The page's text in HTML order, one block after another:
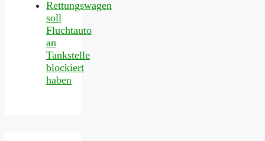
Rettungswagen
soll
Fluchtauto
an
Tankstelle
blockiert
haben